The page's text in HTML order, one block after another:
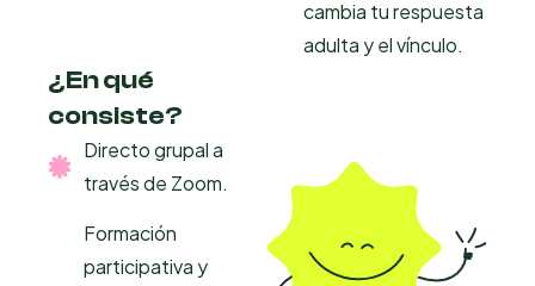
cambia tu respuesta
adulta y el vínculo.
¿En qué
consiste?
Directo grupal a
través de Zoom.
Formación
participativa y